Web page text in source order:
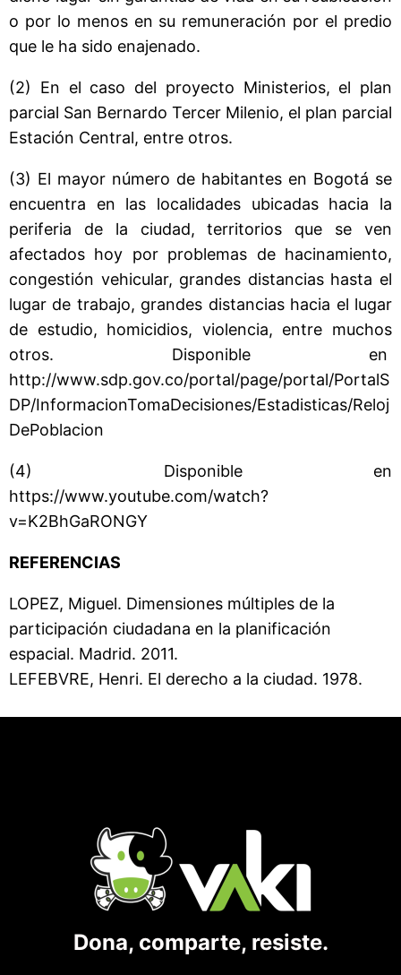
o por lo menos en su remuneración por el predio
que le ha sido enajenado.
(2) En el caso del proyecto Ministerios, el plan
parcial San Bernardo Tercer Milenio, el plan parcial
Estación Central, entre otros.
(3) El mayor número de habitantes en Bogotá se
encuentra en las localidades ubicadas hacia la
periferia de la ciudad, territorios que se ven
afectados hoy por problemas de hacinamiento,
congestión vehicular, grandes distancias hasta el
lugar de trabajo, grandes distancias hacia el lugar
de estudio, homicidios, violencia, entre muchos
otros. Disponible en
http://www.sdp.gov.co/portal/page/portal/PortalS
DP/InformacionTomaDecisiones/Estadisticas/Reloj
DePoblacion
(4) Disponible en
https://www.youtube.com/watch?
v=K2BhGaRONGY
REFERENCIAS
LOPEZ, Miguel. Dimensiones múltiples de la
participación ciudadana en la planificación
espacial. Madrid. 2011.
LEFEBVRE, Henri. El derecho a la ciudad. 1978.
Dona, comparte, resiste.